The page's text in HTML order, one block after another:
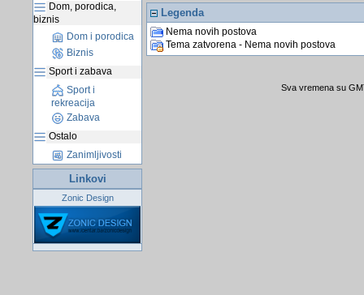
Dom, porodica,
biznis
Dom i porodica
Biznis
Sport i zabava
Sport i
rekreacija
Zabava
Ostalo
Zanimljivosti
Linkovi
Zonic Design
Legenda
Nema novih postova
Tema zatvorena - Nema novih postova
Sva vremena su